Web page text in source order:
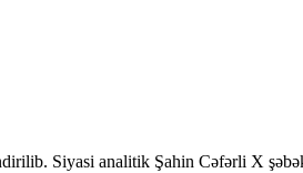
Siyasi analitik Şahin Cəfərli X